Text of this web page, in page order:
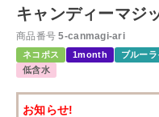
キャンディーマジ
商品番号 5-canmagi-ari
ネコポス 1month ブルー
低含水
お知らせ!